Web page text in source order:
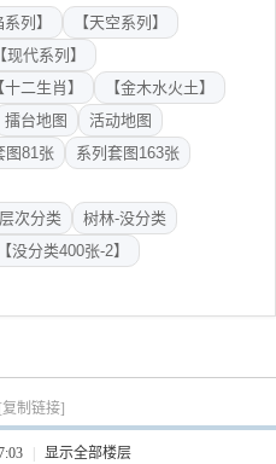
系列】
【天空系列】
【现代系列】
十二生肖】
【金木水火土】
擂台地图
活动地图
图81张
系列套图163张
次分类
树林-没分类
【没分类400张-2】
[复制链接]
显示全部楼层